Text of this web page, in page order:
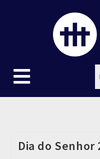
Dia do Senhor